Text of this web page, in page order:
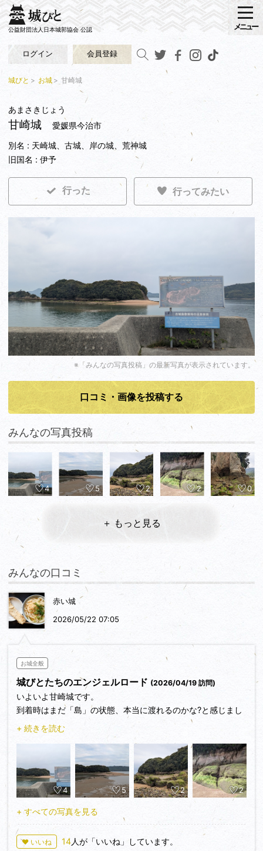
公益財団法人日本城郭協会 公認
ログイン 会員登録
メニュー
城びと お城 甘崎城
あまさきじょう
甘崎城
愛媛県今治市
別名 : 天崎城、古城、岸の城、荒神城
旧国名 : 伊予
行った 行ってみたい
※「みんなの写真投稿」の最新写真が表示されています。
口コミ・画像を投稿する
みんなの写真投稿
4 5 2 2 0
＋ もっと見る
みんなの口コミ
赤い城
2026/05/22 07:05
お城全般
城びとたちのエンジェルロード (2026/04/19 訪問)
いよいよ甘崎城です。
到着時はまだ「島」の状態、本当に渡れるのかな?と感じまし
た。
潮が引いていくとともに来城者も増えてきました。
この日の干潮は17:20、渡れるまではもう少し時間がかかりま
海への降り口には松山市出身、香川元太郎先生のイラストの案
大分引いてきたのでここから降りていきました。
岩場は滑りやすく注意が必要です。
しばらくすると見事に海割れに🤩渡ります。
+ 続きを読む
4 5 2 2
+ すべての写真を見る
♥ いいね 14人が「いいね」しています。